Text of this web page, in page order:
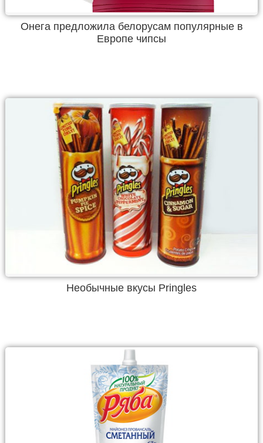
Онега предложила белорусам популярные в
Европе чипсы
Необычные вкусы Pringles